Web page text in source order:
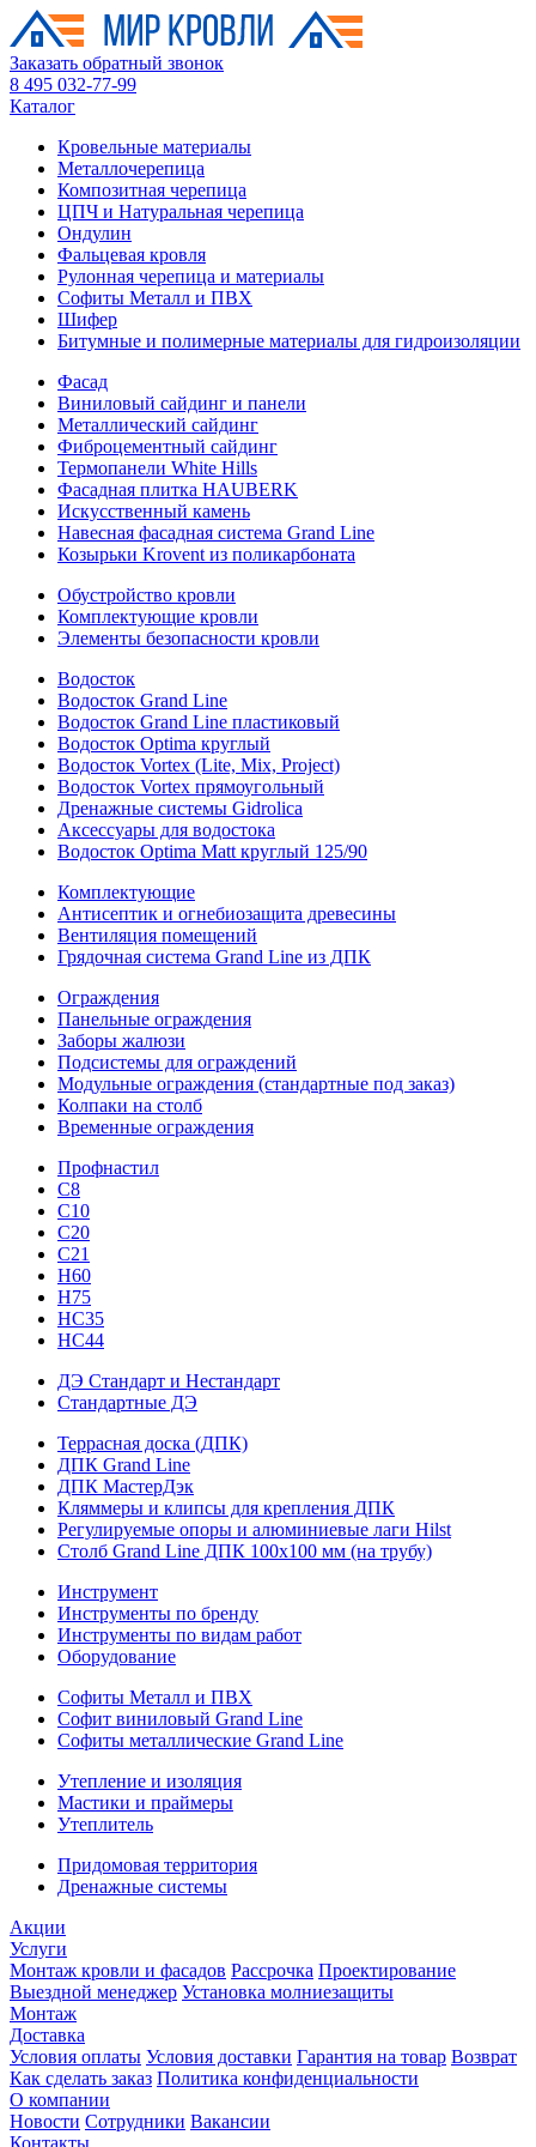
Заказать обратный звонок
8 495 032-77-99
Каталог
Кровельные материалы
Металлочерепица
Композитная черепица
ЦПЧ и Натуральная черепица
Ондулин
Фальцевая кровля
Рулонная черепица и материалы
Софиты Металл и ПВХ
Шифер
Битумные и полимерные материалы для гидроизоляции
Фасад
Виниловый сайдинг и панели
Металлический сайдинг
Фиброцементный сайдинг
Термопанели White Hills
Фасадная плитка HAUBERK
Искусственный камень
Навесная фасадная система Grand Line
Козырьки Krovent из поликарбоната
Обустройство кровли
Комплектующие кровли
Элементы безопасности кровли
Водосток
Водосток Grand Line
Водосток Grand Line пластиковый
Водосток Optima круглый
Водосток Vortex (Lite, Mix, Project)
Водосток Vortex прямоугольный
Дренажные системы Gidrolica
Аксессуары для водостока
Водосток Optima Matt круглый 125/90
Комплектующие
Антисептик и огнебиозащита древесины
Вентиляция помещений
Грядочная система Grand Line из ДПК
Ограждения
Панельные ограждения
Заборы жалюзи
Подсистемы для ограждений
Модульные ограждения (стандартные под заказ)
Колпаки на столб
Временные ограждения
Профнастил
С8
С10
С20
С21
H60
H75
HС35
НС44
ДЭ Стандарт и Нестандарт
Стандартные ДЭ
Террасная доска (ДПК)
ДПК Grand Line
ДПК МастерДэк
Кляммеры и клипсы для крепления ДПК
Регулируемые опоры и алюминиевые лаги Hilst
Столб Grand Line ДПК 100х100 мм (на трубу)
Инструмент
Инструменты по бренду
Инструменты по видам работ
Оборудование
Софиты Металл и ПВХ
Софит виниловый Grand Line
Софиты металлические Grand Line
Утепление и изоляция
Мастики и праймеры
Утеплитель
Придомовая территория
Дренажные системы
Акции
Услуги
Монтаж кровли и фасадов Рассрочка Проектирование
Выездной менеджер Установка молниезащиты
Монтаж
Доставка
Условия оплаты Условия доставки Гарантия на товар Возврат
Как сделать заказ Политика конфиденциальности
О компании
Новости Сотрудники Вакансии
Контакты